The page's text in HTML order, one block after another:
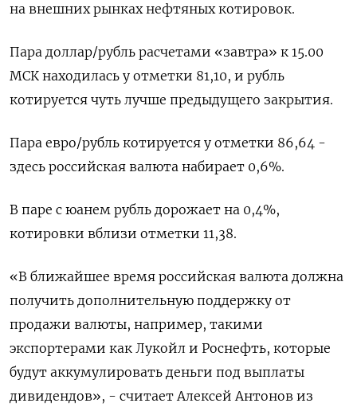
на внешних рынках нефтяных котировок.
Пара доллар/рубль расчетами «завтра» к 15.00
МСК находилась у отметки 81,10, и рубль
котируется чуть лучше предыдущего закрытия.
Пара евро/рубль котируется у отметки 86,64 -
здесь российская валюта набирает 0,6%.
В паре с юанем рубль дорожает на 0,4%,
котировки вблизи отметки 11,38.
«В ближайшее время российская валюта должна
получить дополнительную поддержку от
продажи валюты, например, такими
экспортерами как Лукойл и Роснефть, которые
будут аккумулировать деньги под выплаты
дивидендов», - считает Алексей Антонов из